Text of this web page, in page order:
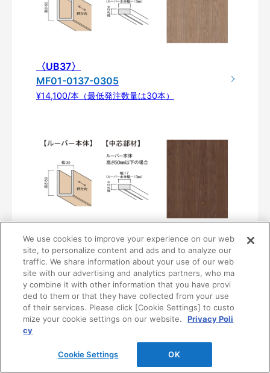
〈UB37〉
MF01-0137-0305
¥14,100/本（最低発注数量は30本）
〈UB38〉
MF01-0138-0305
¥14,100/本（最低発注数量は30本）
We use cookies to improve your experience on our web
site, to personalize content and ads and to analyze our
traffic. We share information about your use of our web
site with our advertising and analytics partners, who ma
y combine it with other information that you have provi
ded to them or that they have collected from your use
of their services. Please click [Cookie Settings] to custo
mize your cookie settings on our website.
Privacy Poli
cy
Cookie Settings OK